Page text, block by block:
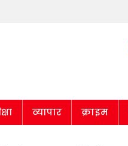
व्यापार क्राइम